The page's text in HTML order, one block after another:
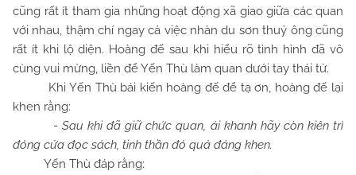
cũng rất ít tham gia những hoạt động xã giao giữa các quan
với nhau, thậm chí ngay cả việc nhàn du sơn thuỷ ông cũng
rất ít khi lộ diện. Hoàng đế sau khi hiểu rõ tình hình đã vô
cùng vui mừng, liền để Yến Thù làm quan dưới tay thái tử.
Khi Yến Thù bái kiến hoàng đế để tạ ơn, hoàng đế lại
khen rằng:
- Sau khi đã giữ chức quan, ái khanh hãy còn kiên trì
đóng cửa đọc sách, tinh thần đó quả đáng khen.
Yến Thù đáp rằng: